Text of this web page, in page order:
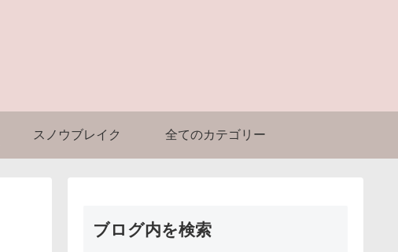
スノウブレイク 全てのカテゴリー
ブログ内を検索